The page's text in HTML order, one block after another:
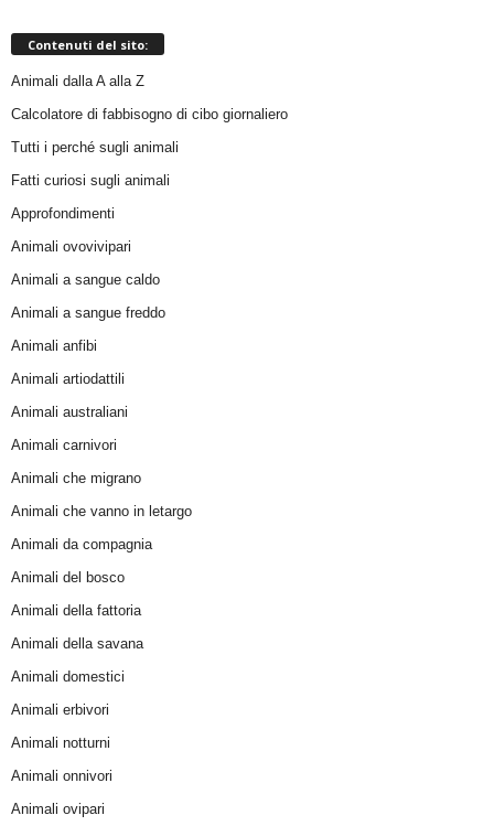
Contenuti del sito:
Animali dalla A alla Z
Calcolatore di fabbisogno di cibo giornaliero
Tutti i perché sugli animali
Fatti curiosi sugli animali
Approfondimenti
Animali ovovivipari
Animali a sangue caldo
Animali a sangue freddo
Animali anfibi
Animali artiodattili
Animali australiani
Animali carnivori
Animali che migrano
Animali che vanno in letargo
Animali da compagnia
Animali del bosco
Animali della fattoria
Animali della savana
Animali domestici
Animali erbivori
Animali notturni
Animali onnivori
Animali ovipari